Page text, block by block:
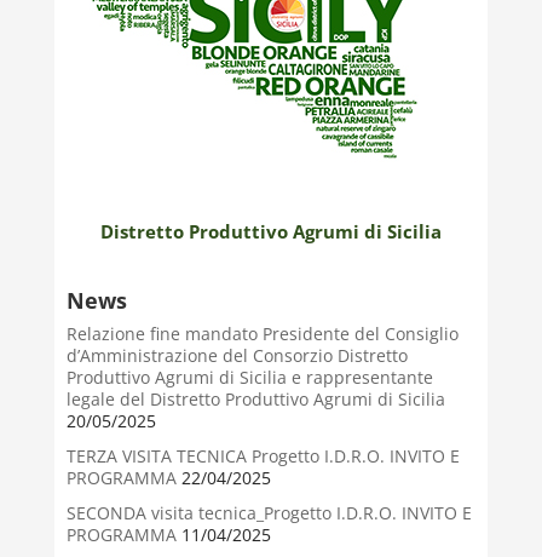
Distretto Produttivo Agrumi di Sicilia
News
Relazione fine mandato Presidente del Consiglio
d’Amministrazione del Consorzio Distretto
Produttivo Agrumi di Sicilia e rappresentante
legale del Distretto Produttivo Agrumi di Sicilia
20/05/2025
TERZA VISITA TECNICA Progetto I.D.R.O. INVITO E
PROGRAMMA22/04/2025
SECONDA visita tecnica_Progetto I.D.R.O. INVITO E
PROGRAMMA11/04/2025